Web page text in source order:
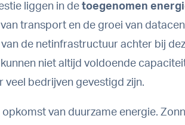
liggen in de toegenomen
transport en de groei van
de netinfrastructuur achter bij
niet altijd voldoende
bedrijven gevestigd zijn.
van duurzame energie.